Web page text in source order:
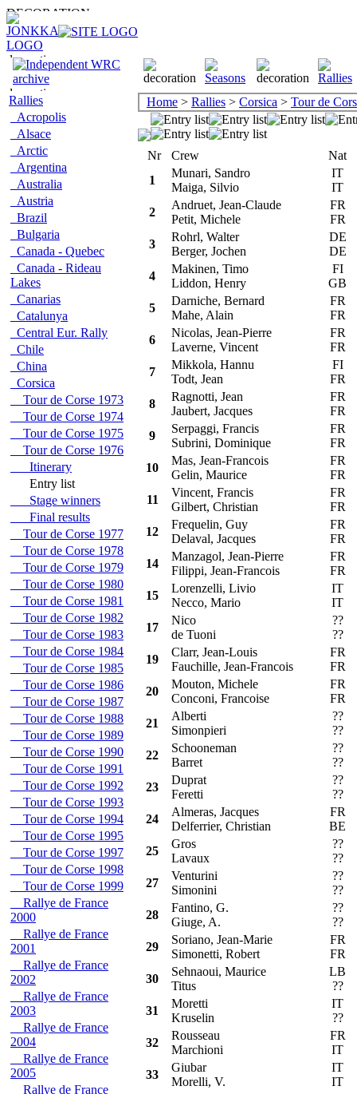
Rallies
Acropolis
Alsace
Arctic
Argentina
Australia
Austria
Brazil
Bulgaria
Canada - Quebec
Canada - Rideau
Lakes
Canarias
Catalunya
Central Eur. Rally
Chile
China
Corsica
Tour de Corse 1973
Tour de Corse 1974
Tour de Corse 1975
Tour de Corse 1976
Itinerary
Entry list
Stage winners
Final results
Tour de Corse 1977
Tour de Corse 1978
Tour de Corse 1979
Tour de Corse 1980
Tour de Corse 1981
Tour de Corse 1982
Tour de Corse 1983
Tour de Corse 1984
Tour de Corse 1985
Tour de Corse 1986
Tour de Corse 1987
Tour de Corse 1988
Tour de Corse 1989
Tour de Corse 1990
Tour de Corse 1991
Tour de Corse 1992
Tour de Corse 1993
Tour de Corse 1994
Tour de Corse 1995
Tour de Corse 1997
Tour de Corse 1998
Tour de Corse 1999
Rallye de France
2000
Rallye de France
2001
Rallye de France
2002
Rallye de France
2003
Rallye de France
2004
Rallye de France
2005
Rallye de France
Home > Rallies > Corsica > Tour de
Nr Crew Nat
1
Munari, Sandro
Maiga, Silvio
IT
IT
2
Andruet, Jean-Claude
Petit, Michele
FR
FR
3
Rohrl, Walter
Berger, Jochen
DE
DE
4
Makinen, Timo
Liddon, Henry
FI
GB
5
Darniche, Bernard
Mahe, Alain
FR
FR
6
Nicolas, Jean-Pierre
Laverne, Vincent
FR
FR
7
Mikkola, Hannu
Todt, Jean
FI
FR
8
Ragnotti, Jean
Jaubert, Jacques
FR
FR
9
Serpaggi, Francis
Subrini, Dominique
FR
FR
10
Mas, Jean-Francois
Gelin, Maurice
FR
FR
11
Vincent, Francis
Gilbert, Christian
FR
FR
12
Frequelin, Guy
Delaval, Jacques
FR
FR
14
Manzagol, Jean-Pierre
Filippi, Jean-Francois
FR
FR
15
Lorenzelli, Livio
Necco, Mario
IT
IT
17
Nico
de Tuoni
??
??
19
Clarr, Jean-Louis
Fauchille, Jean-Francois
FR
FR
20
Mouton, Michele
Conconi, Francoise
FR
FR
21
Alberti
Simonpieri
??
??
22
Schooneman
Barret
??
??
23
Duprat
Feretti
??
??
24
Almeras, Jacques
Delferrier, Christian
FR
BE
25
Gros
Lavaux
??
??
27
Venturini
Simonini
??
??
28
Fantino, G.
Giuge, A.
??
??
29
Soriano, Jean-Marie
Simonetti, Robert
FR
FR
30
Sehnaoui, Maurice
Titus
LB
??
31
Moretti
Kruselin
IT
??
32
Rousseau
Marchioni
FR
IT
33
Giubar
Morelli, V.
IT
IT